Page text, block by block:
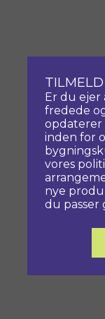
Er du ejer
fredede
opdaterer
inden for
vores
nye
du passer